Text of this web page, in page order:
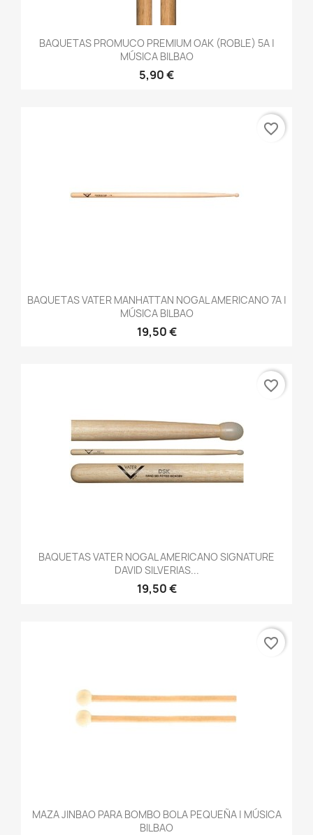
BAQUETAS PROMUCO PREMIUM OAK (ROBLE) 5A |
MÚSICA BILBAO
5,90 €
BAQUETAS VATER MANHATTAN NOGAL AMERICANO 7A |
MÚSICA BILBAO
19,50 €
favorite_border
BAQUETAS VATER NOGAL AMERICANO SIGNATURE
DAVID SILVERIAS...
19,50 €
favorite_border
MAZA JINBAO PARA BOMBO BOLA PEQUEÑA | MÚSICA
BILBAO
favorite_border